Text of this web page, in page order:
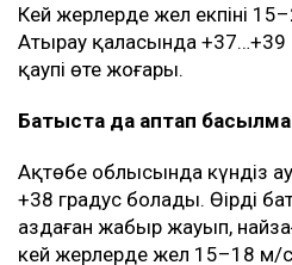
Кей жерлерде жел екпіні
Атырау қаласында +37…+39
қаупі өте жоғары.
Батыста да аптап
Ақтөбе облысында күндіз
+38 градус болады. Өңірдің
аздаған жаңбыр жауып,
кей жерлерде жел 15–18 м/